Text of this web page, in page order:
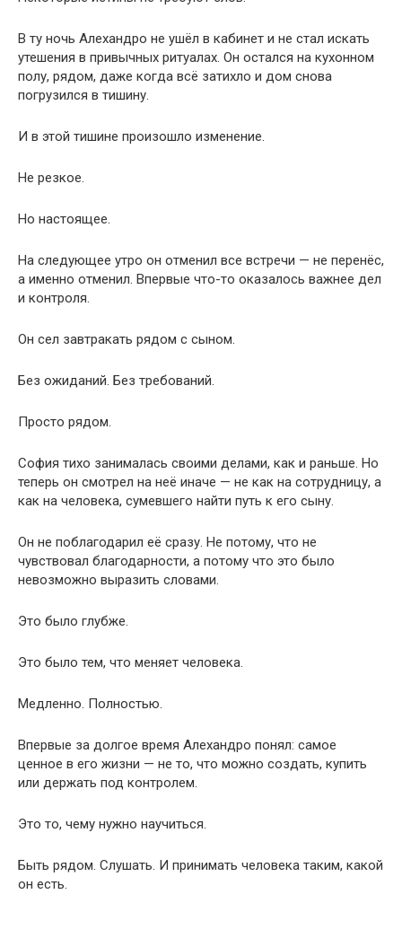
В ту ночь Алехандро не ушёл в кабинет и не стал искать
утешения в привычных ритуалах. Он остался на кухонном
полу, рядом, даже когда всё затихло и дом снова
погрузился в тишину.
И в этой тишине произошло изменение.
Не резкое.
Но настоящее.
На следующее утро он отменил все встречи — не перенёс,
а именно отменил. Впервые что-то оказалось важнее дел
и контроля.
Он сел завтракать рядом с сыном.
Без ожиданий. Без требований.
Просто рядом.
София тихо занималась своими делами, как и раньше. Но
теперь он смотрел на неё иначе — не как на сотрудницу, а
как на человека, сумевшего найти путь к его сыну.
Он не поблагодарил её сразу. Не потому, что не
чувствовал благодарности, а потому что это было
невозможно выразить словами.
Это было глубже.
Это было тем, что меняет человека.
Медленно. Полностью.
Впервые за долгое время Алехандро понял: самое
ценное в его жизни — не то, что можно создать, купить
или держать под контролем.
Это то, чему нужно научиться.
Быть рядом. Слушать. И принимать человека таким, какой
он есть.